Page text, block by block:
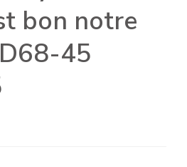
bon notre
45